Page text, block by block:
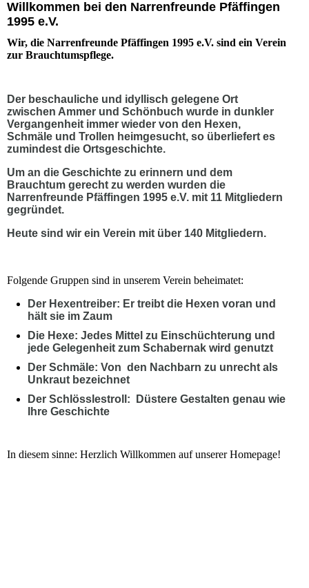
Willkommen bei den Narrenfreunde Pfäffingen
1995 e.V.
Wir, die Narrenfreunde Pfäffingen 1995 e.V. sind ein Verein
zur Brauchtumspflege.
Der beschauliche und idyllisch gelegene Ort
zwischen Ammer und Schönbuch wurde in dunkler
Vergangenheit immer wieder von den Hexen,
Schmäle und Trollen heimgesucht, so überliefert es
zumindest die Ortsgeschichte.
Um an die Geschichte zu erinnern und dem
Brauchtum gerecht zu werden wurden die
Narrenfreunde Pfäffingen 1995 e.V. mit 11 Mitgliedern
gegründet.
Heute sind wir ein Verein mit über 140 Mitgliedern.
Folgende Gruppen sind in unserem Verein beheimatet:
Der Hexentreiber: Er treibt die Hexen voran und
hält sie im Zaum
Die Hexe: Jedes Mittel zu Einschüchterung und
jede Gelegenheit zum Schabernak wird genutzt
Der Schmäle: Von den Nachbarn zu unrecht als
Unkraut bezeichnet
Der Schlösslestroll: Düstere Gestalten genau wie
Ihre Geschichte
In diesem sinne: Herzlich Willkommen auf unserer Homepage!